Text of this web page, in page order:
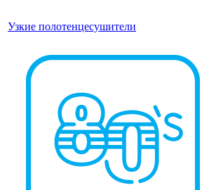
Узкие полотенцесушители